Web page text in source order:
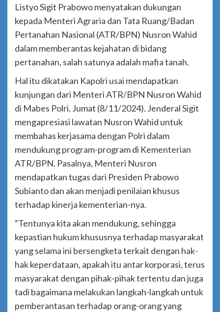
Listyo Sigit Prabowo menyatakan dukungan
kepada Menteri Agraria dan Tata Ruang/Badan
Pertanahan Nasional (ATR/BPN) Nusron Wahid
dalam memberantas kejahatan di bidang
pertanahan, salah satunya adalah mafia tanah.
Hal itu dikatakan Kapolri usai mendapatkan
kunjungan dari Menteri ATR/BPN Nusron Wahid
di Mabes Polri, Jumat (8/11/2024). Jenderal Sigit
mengapresiasi lawatan Nusron Wahid untuk
membahas kerjasama dengan Polri dalam
mendukung program-program di Kementerian
ATR/BPN. Pasalnya, Menteri Nusron
mendapatkan tugas dari Presiden Prabowo
Subianto dan akan menjadi penilaian khusus
terhadap kinerja kementerian-nya.
“Tentunya kita akan mendukung, sehingga
kepastian hukum khususnya terhadap masyarakat
yang selama ini bersengketa terkait dengan hak-
hak keperdataan, apakah itu antar korporasi, terus
masyarakat dengan pihak-pihak tertentu dan juga
tadi bagaimana melakukan langkah-langkah untuk
pemberantasan terhadap orang-orang yang